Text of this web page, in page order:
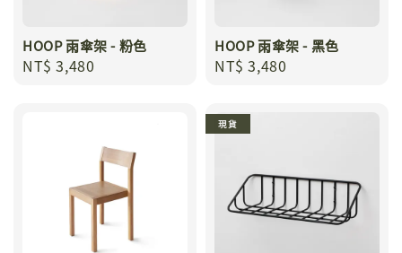
HOOP 雨傘架 - 粉色
Regular
NT$ 3,480
HOOP 雨傘架 - 黑色
Regular
NT$ 3,480
現貨